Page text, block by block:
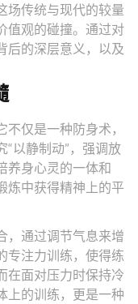
场传统与现代的较量
值观的碰撞。通过对
后的深层意义，以及
仅是一种防身术，
“以静制动”，强调放
养身心灵的一体和
炼中获得精神上的平
，通过调节气息来增
专注力训练，使得练
在面对压力时保持冷
上的训练，更是一种